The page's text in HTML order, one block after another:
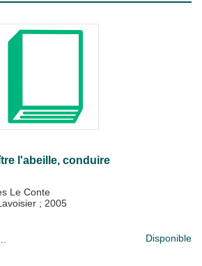
l'abeille, conduire
Le Conte
; 2005
Disponible